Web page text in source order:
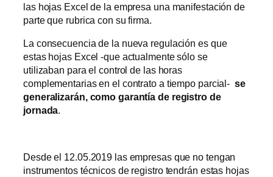
las hojas Excel de la empresa una manifestación de
parte que rubrica con su firma.
La consecuencia de la nueva regulación es que
estas hojas Excel -que actualmente sólo se
utilizaban para el control de las horas
complementarias en el contrato a tiempo parcial- se
generalizarán, como garantía de registro de
jornada.
Desde el 12.05.2019 las empresas que no tengan
instrumentos técnicos de registro tendrán estas hojas